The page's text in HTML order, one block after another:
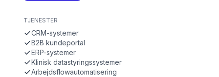
TJENESTER
CRM-systemer
B2B kundeportal
ERP-systemer
Klinisk datastyringssystemer
Arbejdsflowautomatisering